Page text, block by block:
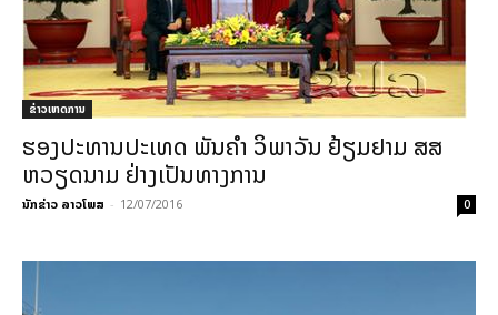
ຂ່າວເຫດການ
ຮອງປະທານປະເທດ ພັນຄຳ ວິພາວັນ ຢ້ຽມຢາມ ສສ
ຫວຽດນາມ ຢ່າງເປັນທາງການ
ນັກຂ່າວ ລາວໂພສ - 12/07/2016 0